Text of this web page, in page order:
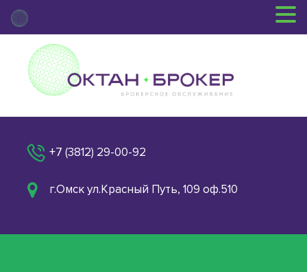
+7 (3812) 29-00-92
г.Омск ул.Красный Путь, 109 оф.510